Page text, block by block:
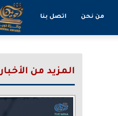
من نحن اتصل بنا
المزيد من الأخبار